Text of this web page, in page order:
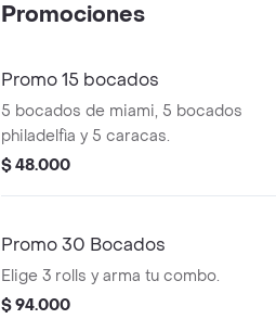
Promociones
Promo 15 bocados
5 bocados de miami, 5 bocados
philadelfìa y 5 caracas.
$ 48.000
Promo 30 Bocados
Elige 3 rolls y arma tu combo.
$ 94.000